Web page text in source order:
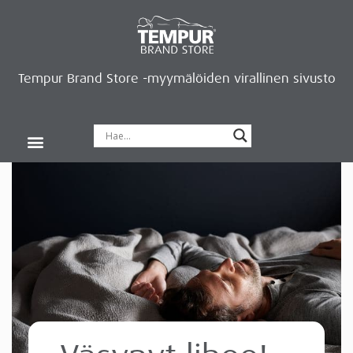
Tempur Brand Store -myymälöiden virallinen sivusto